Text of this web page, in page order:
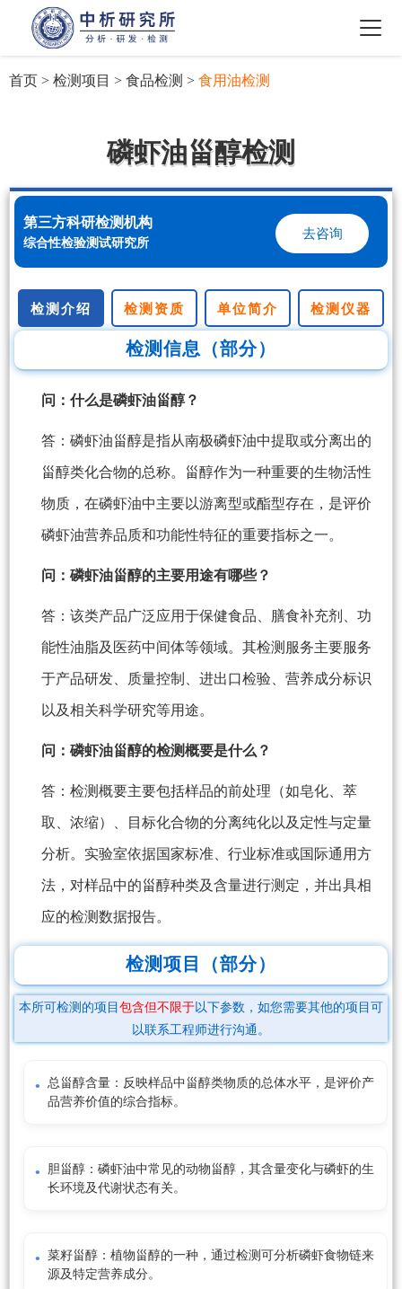
首页 > 检测项目 > 食品检测 > 食用油检测
磷虾油甾醇检测
第三方科研检测机构
综合性检验测试研究所
去咨询
检测介绍 检测资质 单位简介 检测仪器
检测信息（部分）
问：什么是磷虾油甾醇？
答：磷虾油甾醇是指从南极磷虾油中提取或分离出的
甾醇类化合物的总称。甾醇作为一种重要的生物活性
物质，在磷虾油中主要以游离型或酯型存在，是评价
磷虾油营养品质和功能性特征的重要指标之一。
问：磷虾油甾醇的主要用途有哪些？
答：该类产品广泛应用于保健食品、膳食补充剂、功
能性油脂及医药中间体等领域。其检测服务主要服务
于产品研发、质量控制、进出口检验、营养成分标识
以及相关科学研究等用途。
问：磷虾油甾醇的检测概要是什么？
答：检测概要主要包括样品的前处理（如皂化、萃
取、浓缩）、目标化合物的分离纯化以及定性与定量
分析。实验室依据国家标准、行业标准或国际通用方
法，对样品中的甾醇种类及含量进行测定，并出具相
应的检测数据报告。
检测项目（部分）
本所可检测的项目 包含但不限于以下参数，如您需要其他的项目可
以联系工程师进行沟通。
总甾醇含量：反映样品中甾醇类物质的总体水平，是评价产
品营养价值的综合指标。
胆甾醇：磷虾油中常见的动物甾醇，其含量变化与磷虾的生
长环境及代谢状态有关。
菜籽甾醇：植物甾醇的一种，通过检测可分析磷虾食物链来
源及特定营养成分。